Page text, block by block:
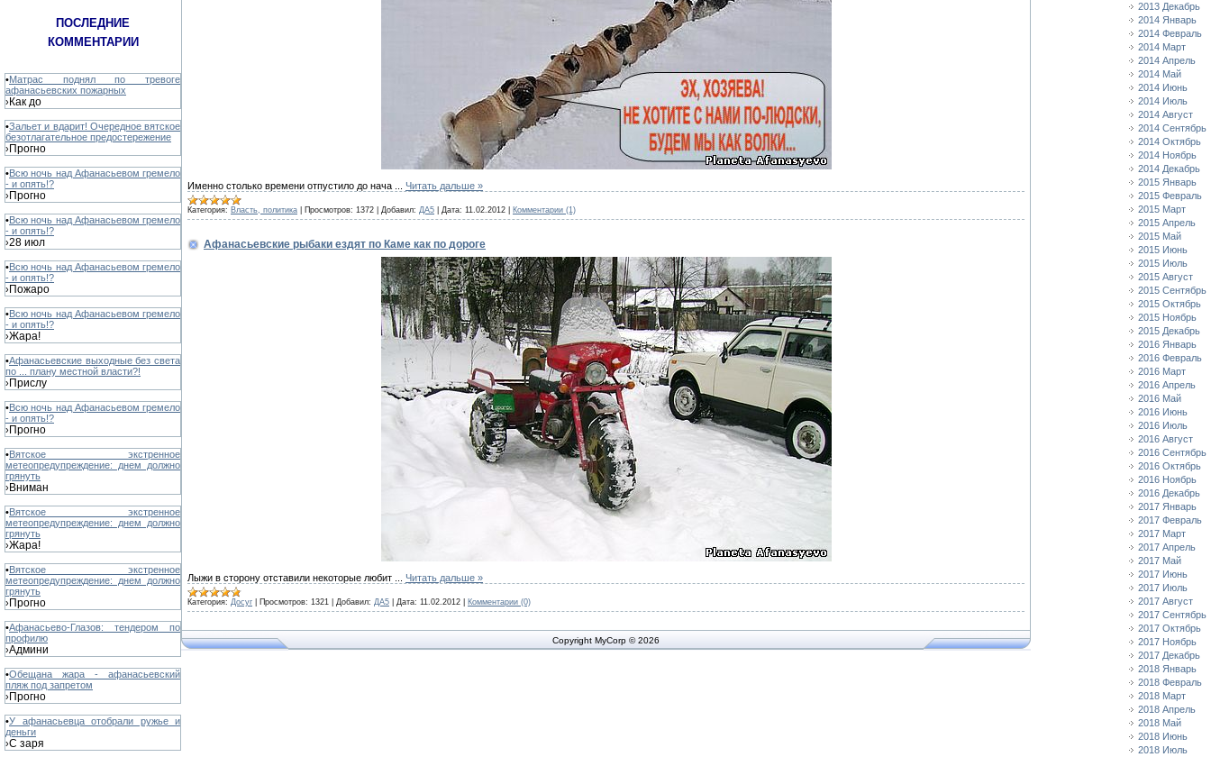
ПОСЛЕДНИЕ
КОММЕНТАРИИ
•Матрас поднял по тревоге
афанасьевских пожарных
›Как до
•Зальет и вдарит! Очередное вятское
безотлагательное предостережение
›Прогно
•Всю ночь над Афанасьевом гремело
- и опять!?
›Прогно
•Всю ночь над Афанасьевом гремело
- и опять!?
›28 июл
•Всю ночь над Афанасьевом гремело
- и опять!?
›Пожаро
•Всю ночь над Афанасьевом гремело
- и опять!?
›Жара!
•Афанасьевские выходные без света
по ... плану местной власти?!
›Прислу
•Всю ночь над Афанасьевом гремело
- и опять!?
›Прогно
•Вятское экстренное
метеопредупреждение: днем должно
грянуть
›Вниман
•Вятское экстренное
метеопредупреждение: днем должно
грянуть
›Жара!
•Вятское экстренное
метеопредупреждение: днем должно
грянуть
›Прогно
•Афанасьево-Глазов: тендером по
профилю
›Админи
•Обещана жара - афанасьевский
пляж под запретом
›Прогно
•У афанасьевца отобрали ружье и
деньги
›С заря
Именно столько времени отпустило до нача Читать дальше »
Категория: Власть, политика Просмотров: 1372 Добавил: ДА5 Дата: 11.02.2012 Комментарии (1)
Афанасьевские рыбаки ездят по Каме как по дороге
Лыжи в сторону отставили некоторые любит Читать дальше »
Категория: Досуг Просмотров: 1321 Добавил: ДА5 Дата: 11.02.2012 Комментарии (0)
Copyright MyCorp © 2026
2013 Декабрь
2014 Январь
2014 Февраль
2014 Март
2014 Апрель
2014 Май
2014 Июнь
2014 Июль
2014 Август
2014 Сентябрь
2014 Октябрь
2014 Ноябрь
2014 Декабрь
2015 Январь
2015 Февраль
2015 Март
2015 Апрель
2015 Май
2015 Июнь
2015 Июль
2015 Август
2015 Сентябрь
2015 Октябрь
2015 Ноябрь
2015 Декабрь
2016 Январь
2016 Февраль
2016 Март
2016 Апрель
2016 Май
2016 Июнь
2016 Июль
2016 Август
2016 Сентябрь
2016 Октябрь
2016 Ноябрь
2016 Декабрь
2017 Январь
2017 Февраль
2017 Март
2017 Апрель
2017 Май
2017 Июнь
2017 Июль
2017 Август
2017 Сентябрь
2017 Октябрь
2017 Ноябрь
2017 Декабрь
2018 Январь
2018 Февраль
2018 Март
2018 Апрель
2018 Май
2018 Июнь
2018 Июль